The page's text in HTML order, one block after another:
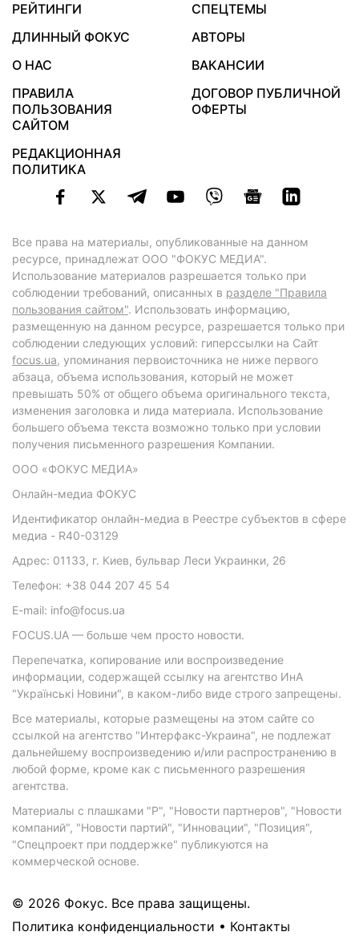
РЕЙТИНГИ
СПЕЦТЕМЫ
ДЛИННЫЙ ФОКУС
АВТОРЫ
О НАС
ВАКАНСИИ
ПРАВИЛА
ПОЛЬЗОВАНИЯ
САЙТОМ
ДОГОВОР ПУБЛИЧНОЙ
ОФЕРТЫ
РЕДАКЦИОННАЯ
ПОЛИТИКА
Все права на материалы, опубликованные на данном
ресурсе, принадлежат ООО "ФОКУС МЕДИА".
Использование материалов разрешается только при
соблюдении требований, описанных в разделе "Правила
пользования сайтом". Использовать информацию,
размещенную на данном ресурсе, разрешается только при
соблюдении следующих условий: гиперссылки на Сайт
focus.ua, упоминания первоисточника не ниже первого
абзаца, объема использования, который не может
превышать 50% от общего объема оригинального текста,
изменения заголовка и лида материала. Использование
большего объема текста возможно только при условии
получения письменного разрешения Компании.
ООО «ФОКУС МЕДИА»
Онлайн-медиа ФОКУС
Идентификатор онлайн-медиа в Реестре субъектов в сфере
медиа - R40-03129
Адрес: 01133, г. Киев, бульвар Леси Украинки, 26
Телефон: +38 044 207 45 54
E-mail: info@focus.ua
FOCUS.UA — больше чем просто новости.
Перепечатка, копирование или воспроизведение
информации, содержащей ссылку на агентство ИнА
"Українські Новини", в каком-либо виде строго запрещены.
Все материалы, которые размещены на этом сайте со
ссылкой на агентство "Интерфакс-Украина", не подлежат
дальнейшему воспроизведению и/или распространению в
любой форме, кроме как с письменного разрешения
агентства.
Материалы с плашками "Р", "Новости партнеров", "Новости
компаний", "Новости партий", "Инновации", "Позиция",
"Спецпроект при поддержке" публикуются на
коммерческой основе.
© 2026 Фокус. Все права защищены.
Политика конфиденциальности • Контакты